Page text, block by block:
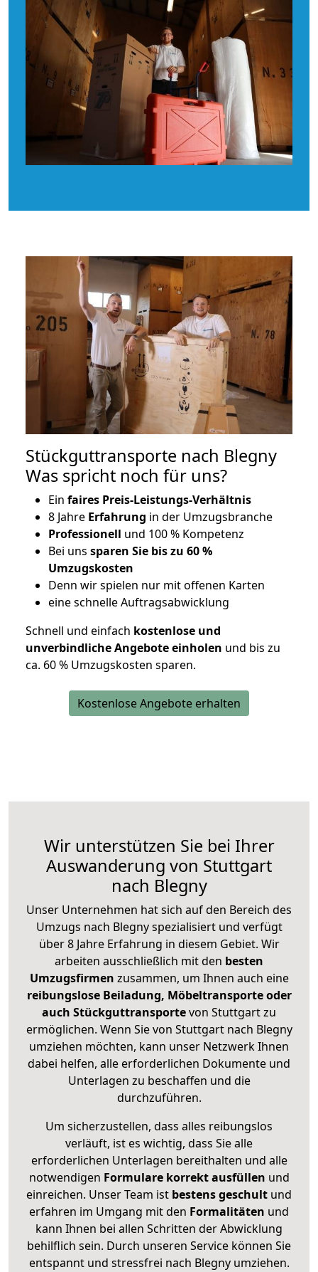
Stückguttransporte nach Blegny
Was spricht noch für uns?
Ein faires Preis-Leistungs-Verhältnis
8 Jahre Erfahrung in der Umzugsbranche
Professionell und 100 % Kompetenz
Bei uns sparen Sie bis zu 60 %
Umzugskosten
Denn wir spielen nur mit offenen Karten
eine schnelle Auftragsabwicklung
Schnell und einfach kostenlose und
unverbindliche Angebote einholen und bis zu
ca. 60 % Umzugskosten sparen.
Kostenlose Angebote erhalten
Wir unterstützen Sie bei Ihrer
Auswanderung von Stuttgart
nach Blegny
Unser Unternehmen hat sich auf den Bereich des
Umzugs nach Blegny spezialisiert und verfügt
über 8 Jahre Erfahrung in diesem Gebiet. Wir
arbeiten ausschließlich mit den besten
Umzugsfirmen zusammen, um Ihnen auch eine
reibungslose Beiladung, Möbeltransporte oder
auch Stückguttransportevon Stuttgart zu
ermöglichen. Wenn Sie von Stuttgart nach Blegny
umziehen möchten, kann unser Netzwerk Ihnen
dabei helfen, alle erforderlichen Dokumente und
Unterlagen zu beschaffen und die
durchzuführen.
Um sicherzustellen, dass alles reibungslos
verläuft, ist es wichtig, dass Sie alle
erforderlichen Unterlagen bereithalten und alle
notwendigen Formulare korrekt ausfüllen und
einreichen. Unser Team ist bestens geschult und
erfahren im Umgang mit den Formalitäten und
kann Ihnen bei allen Schritten der Abwicklung
behilflich sein. Durch unseren Service können Sie
entspannt und stressfrei nach Blegny umziehen.